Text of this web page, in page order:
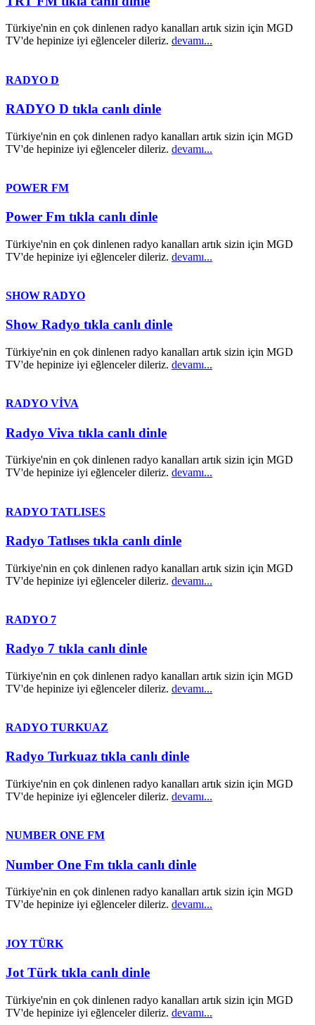
Türkiye'nin en çok dinlenen radyo kanalları artık sizin için MGD
TV'de hepinize iyi eğlenceler dileriz. devamı...
RADYO D
RADYO D tıkla canlı dinle
Türkiye'nin en çok dinlenen radyo kanalları artık sizin için MGD
TV'de hepinize iyi eğlenceler dileriz. devamı...
POWER FM
Power Fm tıkla canlı dinle
Türkiye'nin en çok dinlenen radyo kanalları artık sizin için MGD
TV'de hepinize iyi eğlenceler dileriz. devamı...
SHOW RADYO
Show Radyo tıkla canlı dinle
Türkiye'nin en çok dinlenen radyo kanalları artık sizin için MGD
TV'de hepinize iyi eğlenceler dileriz. devamı...
RADYO VİVA
Radyo Viva tıkla canlı dinle
Türkiye'nin en çok dinlenen radyo kanalları artık sizin için MGD
TV'de hepinize iyi eğlenceler dileriz. devamı...
RADYO TATLISES
Radyo Tatlıses tıkla canlı dinle
Türkiye'nin en çok dinlenen radyo kanalları artık sizin için MGD
TV'de hepinize iyi eğlenceler dileriz. devamı...
RADYO 7
Radyo 7 tıkla canlı dinle
Türkiye'nin en çok dinlenen radyo kanalları artık sizin için MGD
TV'de hepinize iyi eğlenceler dileriz. devamı...
RADYO TURKUAZ
Radyo Turkuaz tıkla canlı dinle
Türkiye'nin en çok dinlenen radyo kanalları artık sizin için MGD
TV'de hepinize iyi eğlenceler dileriz. devamı...
NUMBER ONE FM
Number One Fm tıkla canlı dinle
Türkiye'nin en çok dinlenen radyo kanalları artık sizin için MGD
TV'de hepinize iyi eğlenceler dileriz. devamı...
JOY TÜRK
Jot Türk tıkla canlı dinle
Türkiye'nin en çok dinlenen radyo kanalları artık sizin için MGD
TV'de hepinize iyi eğlenceler dileriz. devamı...